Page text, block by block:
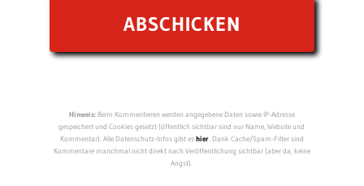
Hinweis:Beim Kommentieren werden angegebene Daten sowie IP-Adresse
gespeichert und Cookies gesetzt (öffentlich sichtbar sind nur Name, Website und
Kommentar). Alle Datenschutz-Infos gibt eshier. Dank Cache/Spam-Filter sind
Kommentare manchmal nicht direkt nach Veröffentlichung sichtbar (aber da, keine
Angst).